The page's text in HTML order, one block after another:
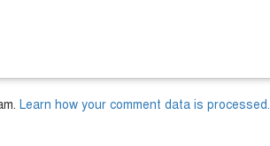
Learn how your comment data is processed.